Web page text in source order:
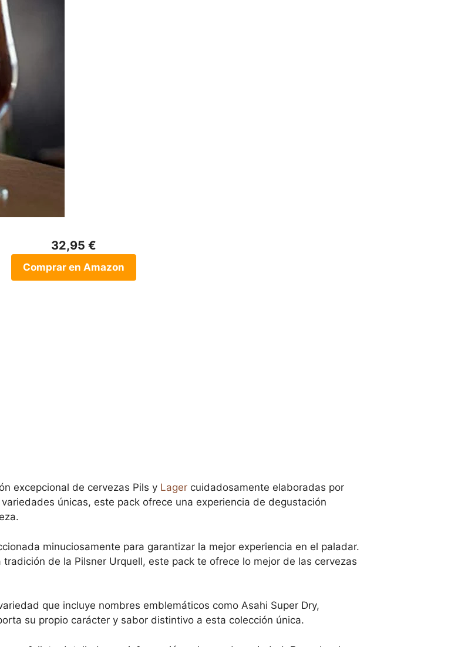
32,95 €
Comprar en Amazon
excepcional de cervezas Pils y Lager cuidadosamente elaboradas por
únicas, este pack ofrece una experiencia de degustación
minuciosamente para garantizar la mejor experiencia en el paladar.
de la Pilsner Urquell, este pack te ofrece lo mejor de las cervezas
que incluye nombres emblemáticos como Asahi Super Dry,
su propio carácter y sabor distintivo a esta colección única.